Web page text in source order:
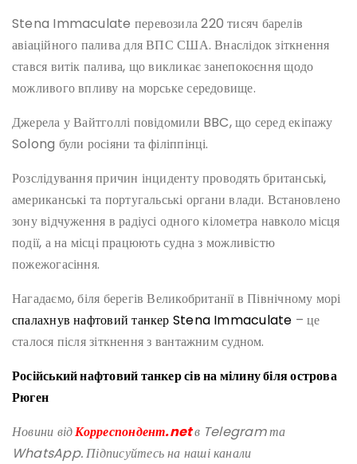
Stena Immaculate перевозила 220 тисяч барелів
авіаційного палива для ВПС США. Внаслідок зіткнення
стався витік палива, що викликає занепокоєння щодо
можливого впливу на морське середовище.
Джерела у Вайтголлі повідомили BBC, що серед екіпажу
Solong були росіяни та філіппінці.
Розслідування причин інциденту проводять британські,
американські та португальські органи влади. Встановлено
зону відчуження в радіусі одного кілометра навколо місця
події, а на місці працюють судна з можливістю
пожежогасіння.
Нагадаємо, біля берегів Великобританії в Північному морі
спалахнув нафтовий танкер Stena Immaculate – це
сталося після зіткнення з вантажним судном.
Російський нафтовий танкер сів на мілину біля острова
Рюген
Новини відКорреспондент.netв Telegram та
WhatsApp. Підписуйтесь на наші канали